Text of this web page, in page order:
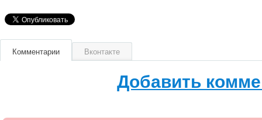
Комментарии Вконтакте
Добавить